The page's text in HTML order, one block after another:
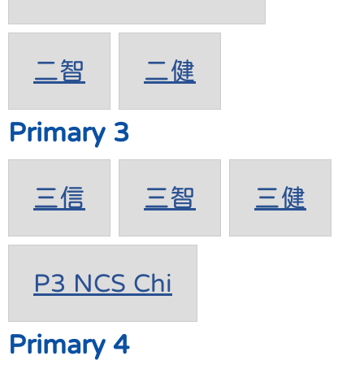
二智 二健
Primary 3
三信 三智 三健
P3 NCS Chi
Primary 4